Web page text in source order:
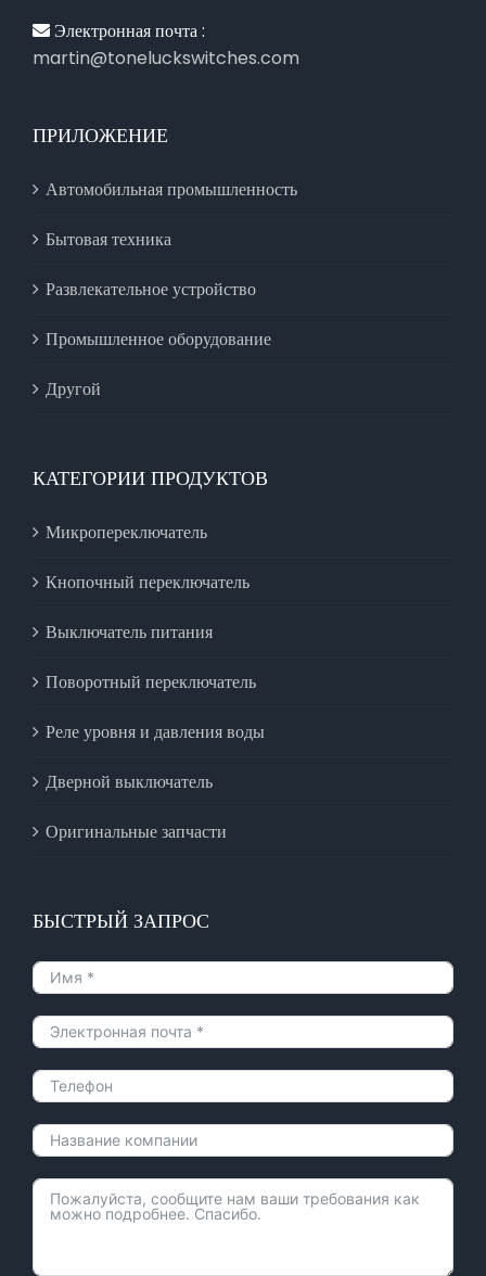
Электронная почта :
martin@toneluckswitches.com
ПРИЛОЖЕНИЕ
Автомобильная промышленность
Бытовая техника
Развлекательное устройство
Промышленное оборудование
Другой
КАТЕГОРИИ ПРОДУКТОВ
Микропереключатель
Кнопочный переключатель
Выключатель питания
Поворотный переключатель
Реле уровня и давления воды
Дверной выключатель
Оригинальные запчасти
БЫСТРЫЙ ЗАПРОС